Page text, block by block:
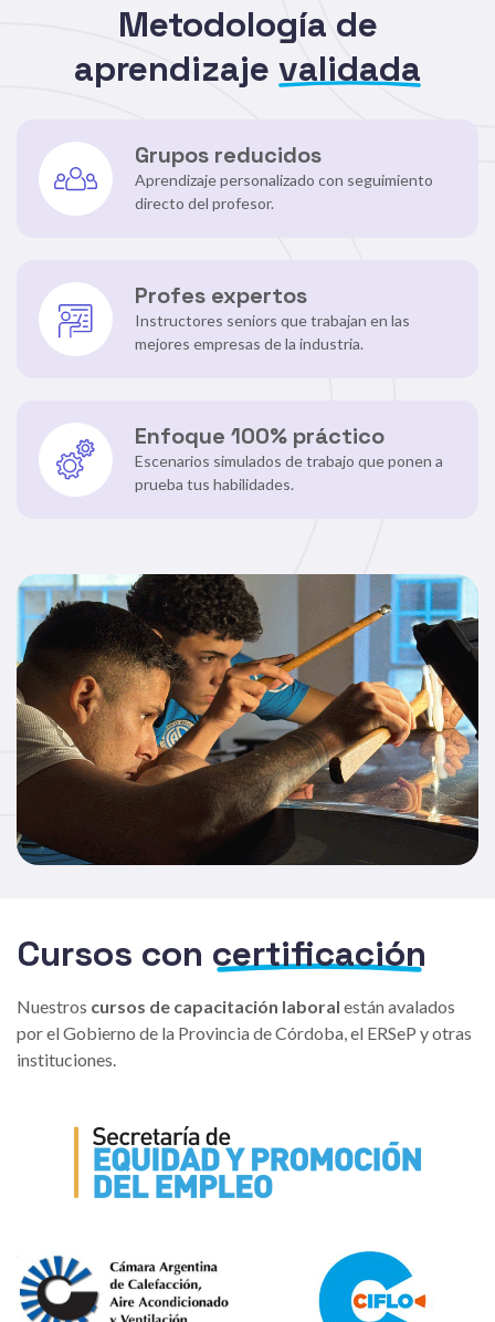
Metodología de
aprendizaje validada
Grupos reducidos
Aprendizaje personalizado con seguimiento
directo del profesor.
Profes expertos
Instructores seniors que trabajan en las
mejores empresas de la industria.
Enfoque 100% práctico
Escenarios simulados de trabajo que ponen a
prueba tus habilidades.
Cursos con certificación
Nuestros cursos de capacitación laboral están avalados
por el Gobierno de la Provincia de Córdoba, el ERSeP y otras
instituciones.